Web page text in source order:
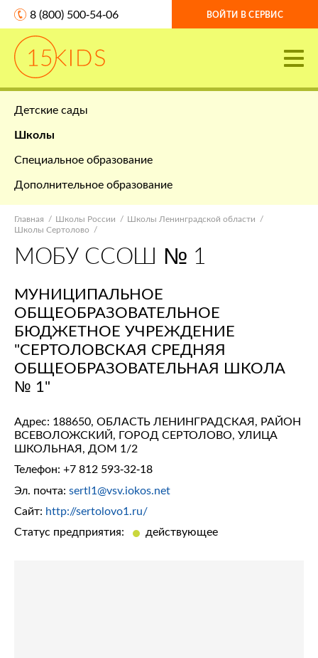
8 (800) 500-54-06 ВОЙТИ В СЕРВИС
Детские сады
Школы
Специальное образование
Дополнительное образование
Главная Школы России
Школы Ленинградской области
Школы Сертолово
МОБУ ССОШ № 1
МУНИЦИПАЛЬНОЕ
ОБЩЕОБРАЗОВАТЕЛЬНОЕ
БЮДЖЕТНОЕ УЧРЕЖДЕНИЕ
"СЕРТОЛОВСКАЯ СРЕДНЯЯ
ОБЩЕОБРАЗОВАТЕЛЬНАЯ ШКОЛА
№ 1"
Адрес: 188650, ОБЛАСТЬ ЛЕНИНГРАДСКАЯ, РАЙОН
ВСЕВОЛОЖСКИЙ, ГОРОД СЕРТОЛОВО, УЛИЦА
ШКОЛЬНАЯ, ДОМ 1/2
Телефон: +7 812 593-32-18
Эл. почта: sertl1@vsv.iokos.net
Сайт: http://sertolovo1.ru/
Статус предприятия:
действующее